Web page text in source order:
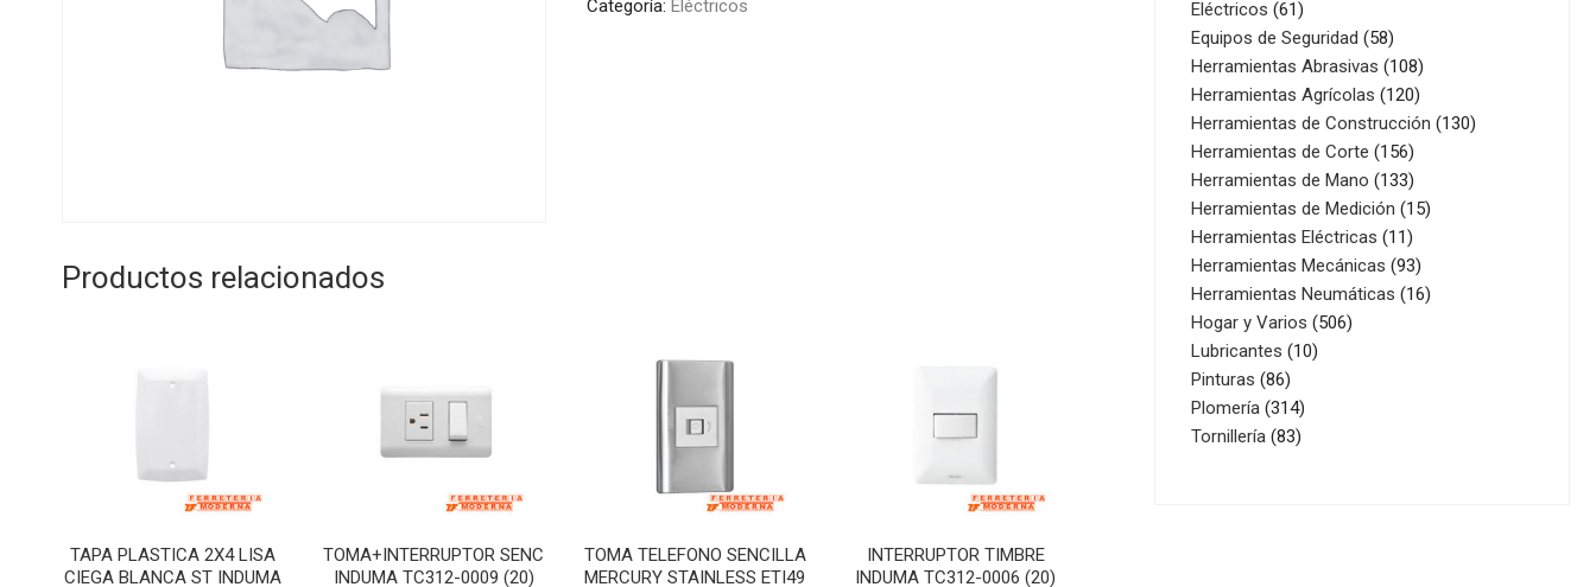
Categoría: Eléctricos
Productos relacionados
TAPA PLASTICA 2X4 LISA
CIEGA BLANCA ST INDUMA
TOMA+INTERRUPTOR SENC
INDUMA TC312-0009 (20)
TOMA TELEFONO SENCILLA
MERCURY STAINLESS ETI49
INTERRUPTOR TIMBRE
INDUMA TC312-0006 (20)
Eléctricos 6161
productos
Equipos de Seguridad 5858
productos
Herramientas Abrasivas 108108
productos
Herramientas Agrícolas 120120
productos
Herramientas de Construcción 130130
Herramientas de Corte 156156
productos
Herramientas de Mano 133133
productos
Herramientas de Medición 1515
Herramientas Eléctricas 1111
productos
Herramientas Mecánicas 9393
productos
Herramientas Neumáticas 1616
Hogar y Varios 506506
Lubricantes 1010
Pinturas 8686
productos
Plomería 314314
productos
Tornillería 8383